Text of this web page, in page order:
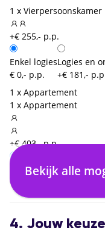
1 x Vierpersoonskamer
+€ 255,- p.p.
Enkel logies
€ 0,- p.p.
Logies en
+€ 181,-
1 x Appartement
1 x Appartement
+€ 403,- p.p.
Enkel logies
€ 0,- p.p.
Bekijk alle
4. Jouw keuze